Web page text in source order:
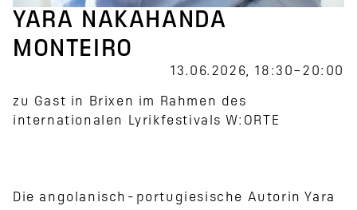
YARA NAKAHANDA
MONTEIRO
13.06.2026, 18:30–20:00
zu Gast in Brixen im Rahmen des
internationalen Lyrikfestivals W:ORTE
Die angolanisch-portugiesische Autorin Yara